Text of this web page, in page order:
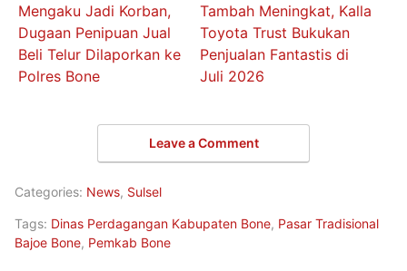
Mengaku Jadi Korban,
Dugaan Penipuan Jual
Beli Telur Dilaporkan ke
Polres Bone
Tambah Meningkat, Kalla
Toyota Trust Bukukan
Penjualan Fantastis di
Juli 2026
Leave a Comment
Categories: News, Sulsel
Tags: Dinas Perdagangan Kabupaten Bone, Pasar Tradisional
Bajoe Bone, Pemkab Bone